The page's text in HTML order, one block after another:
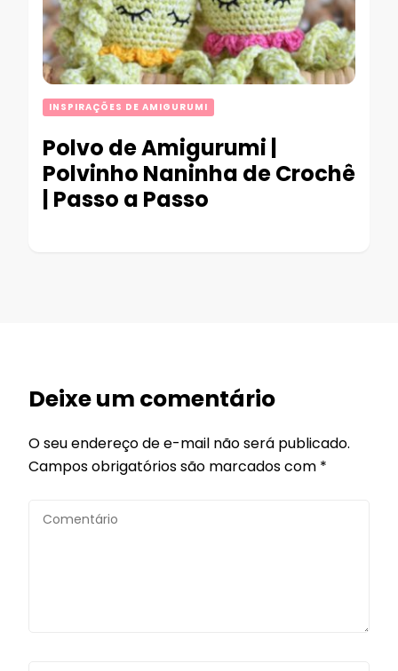
INSPIRAÇÕES DE AMIGURUMI
Polvo de Amigurumi |
Polvinho Naninha de Crochê
| Passo a Passo
Deixe um comentário
O seu endereço de e-mail não será publicado.
Campos obrigatórios são marcados com *